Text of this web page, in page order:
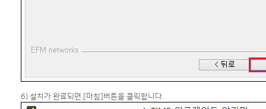
6) 설치가 완료되면 [마침]버튼을 클릭합니다.